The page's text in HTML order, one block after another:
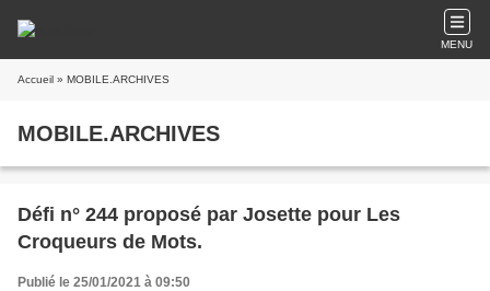
MENU
Accueil » MOBILE.ARCHIVES
MOBILE.ARCHIVES
Défi n° 244 proposé par Josette pour Les
Croqueurs de Mots.
Publié le 25/01/2021 à 09:50